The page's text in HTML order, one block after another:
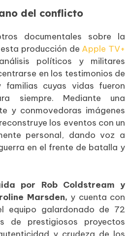
del conflicto
documentales sobre la
producción de Apple TV+
políticos y militares
en los testimonios de
familias cuyas vidas fueron
siempre. Mediante una
y conmovedoras imágenes
los eventos con un
personal, dando voz a
en el frente de batalla y
por Rob Coldstream y
Marsden, y cuenta con
equipo galardonado de 72
de prestigiosos proyectos